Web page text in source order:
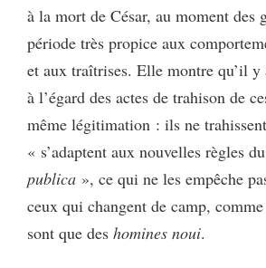
à la mort de César, au moment des
période très propice aux
et aux traîtrises. Elle montre qu’il y
à l’égard des actes de trahison de
même légitimation : ils ne
« s’adaptent aux nouvelles règles
publica », ce qui ne les empêche
ceux qui changent de camp,
sont que des homines noui.